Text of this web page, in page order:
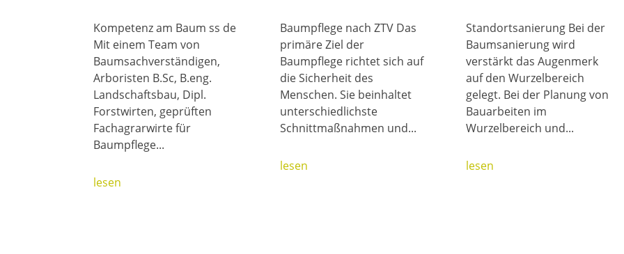
Kompetenz am Baum ss de
Mit einem Team von
Baumsachverständigen,
Arboristen B.Sc, B.eng.
Landschaftsbau, Dipl.
Forstwirten, geprüften
Fachagrarwirte für
Baumpflege...
lesen
Baumpflege nach ZTV Das
primäre Ziel der
Baumpflege richtet sich auf
die Sicherheit des
Menschen. Sie beinhaltet
unterschiedlichste
Schnittmaßnahmen und...
lesen
Standortsanierung Bei der
Baumsanierung wird
verstärkt das Augenmerk
auf den Wurzelbereich
gelegt. Bei der Planung von
Bauarbeiten im
Wurzelbereich und...
lesen